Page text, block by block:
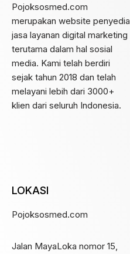
Pojoksosmed.com
merupakan website penyedia
jasa layanan digital marketing
terutama dalam hal sosial
media. Kami telah berdiri
sejak tahun 2018 dan telah
melayani lebih dari 3000+
klien dari seluruh Indonesia.
LOKASI
Pojoksosmed.com
Jalan MayaLoka nomor 15,